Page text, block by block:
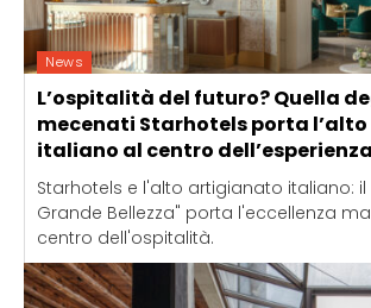
News
L’ospitalità del futuro? Quella
mecenati Starhotels porta
italiano al centro
Starhotels e l'alto artigianato italiano:
Grande Bellezza" porta l'eccellenza
centro dell'ospitalità.